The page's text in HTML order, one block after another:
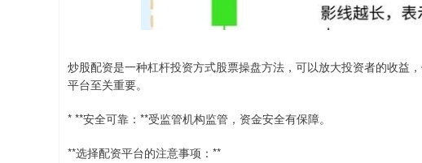
炒股配资是一种杠杆投资方式股票操盘方法，可以放大投资者的收益
平台至关重要。
* **安全可靠：**受监管机构监管，资金安全有保障。
**选择配资平台的注意事项：**